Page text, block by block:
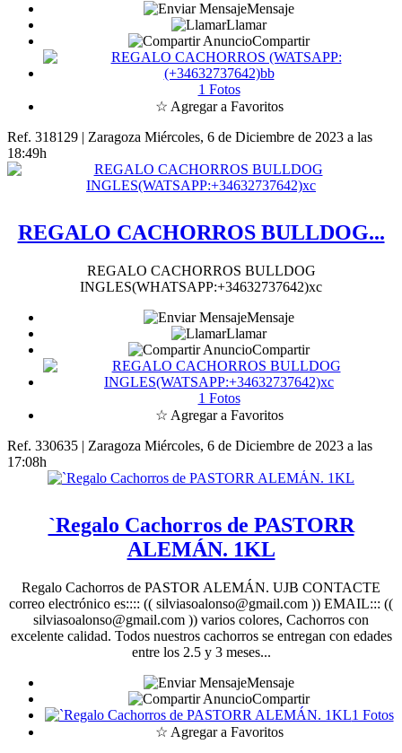
Mensaje
Llamar
Compartir
1 Fotos
☆ Agregar a Favoritos
Ref. 318129 | Zaragoza Miércoles, 6 de Diciembre de 2023 a las
18:49h
REGALO CACHORROS BULLDOG...
REGALO CACHORROS BULLDOG
INGLES(WHATSAPP:+34632737642)xc
Mensaje
Llamar
Compartir
1 Fotos
☆ Agregar a Favoritos
Ref. 330635 | Zaragoza Miércoles, 6 de Diciembre de 2023 a las
17:08h
`Regalo Cachorros de PASTORR
ALEMÁN. 1KL
Regalo Cachorros de PASTOR ALEMÁN. UJB CONTACTE
correo electrónico es:::: (( silviasoalonso@gmail.com )) EMAIL::: ((
silviasoalonso@gmail.com )) varios colores, Cachorros con
excelente calidad. Todos nuestros cachorros se entregan con edades
entre los 2.5 y 3 meses...
Mensaje
Compartir
1 Fotos
☆ Agregar a Favoritos